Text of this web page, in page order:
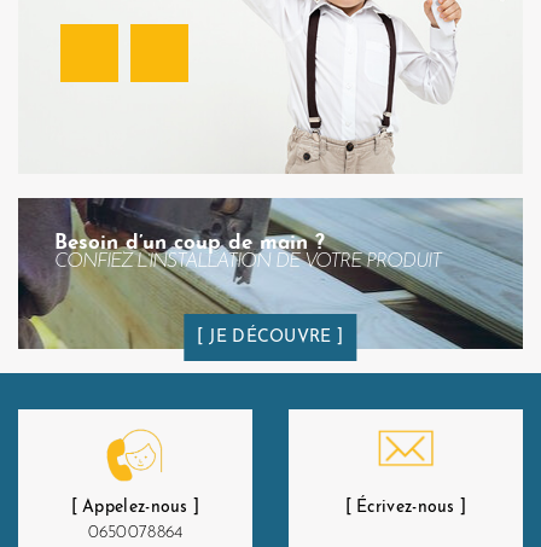
Besoin d’un coup de main ?
CONFIEZ L’INSTALLATION DE VOTRE PRODUIT
JE DÉCOUVRE
[ Appelez-nous ]
0650078864
[ Écrivez-nous ]